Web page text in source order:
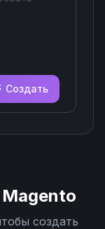
Создать
Magento
создать